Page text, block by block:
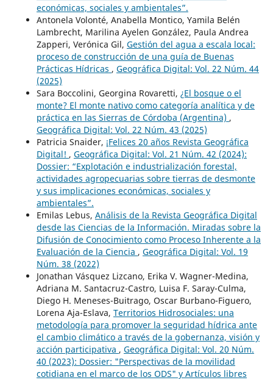
económicas, sociales y ambientales”.
Antonela Volonté, Anabella Montico, Yamila Belén
Lambrecht, Marilina Ayelen González, Paula Andrea
Zapperi, Verónica Gil, Gestión del agua a escala local:
proceso de construcción de una guía de Buenas
Prácticas Hídricas , Geográfica Digital: Vol. 22 Núm. 44
(2025)
Sara Boccolini, Georgina Rovaretti, ¿El bosque o el
monte? El monte nativo como categoría analítica y de
práctica en las Sierras de Córdoba (Argentina) ,
Geográfica Digital: Vol. 22 Núm. 43 (2025)
Patricia Snaider, ¡Felices 20 años Revista Geográfica
Digital! , Geográfica Digital: Vol. 21 Núm. 42 (2024):
Dossier: “Explotación e industrialización forestal,
actividades agropecuarias sobre tierras de desmonte
y sus implicaciones económicas, sociales y
ambientales”.
Emilas Lebus, Análisis de la Revista Geográfica Digital
desde las Ciencias de la Información. Miradas sobre la
Difusión de Conocimiento como Proceso Inherente a la
Evaluación de la Ciencia , Geográfica Digital: Vol. 19
Núm. 38 (2022)
Jonathan Vásquez Lizcano, Erika V. Wagner-Medina,
Adriana M. Santacruz-Castro, Luisa F. Saray-Culma,
Diego H. Meneses-Buitrago, Oscar Burbano-Figuero,
Lorena Aja-Eslava, Territorios Hidrosociales: una
metodología para promover la seguridad hídrica ante
el cambio climático a través de la gobernanza, visión y
acción participativa , Geográfica Digital: Vol. 20 Núm.
40 (2023): Dossier: "Perspectivas de la movilidad
cotidiana en el marco de los ODS" y Artículos libres